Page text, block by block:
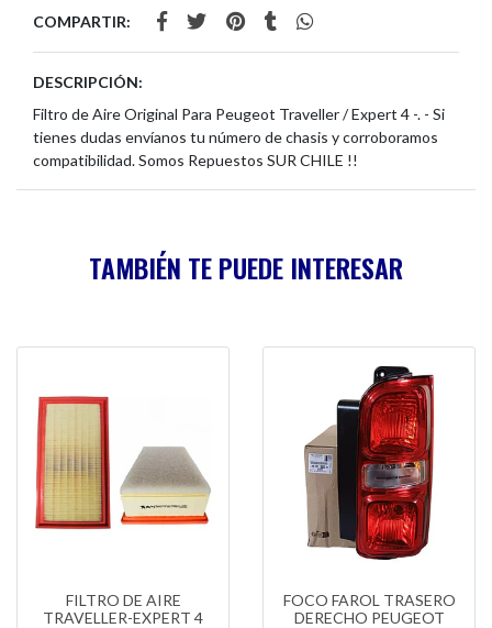
COMPARTIR:
DESCRIPCIÓN:
Filtro de Aire Original Para Peugeot Traveller / Expert 4 -. - Si
tienes dudas envíanos tu número de chasis y corroboramos
compatibilidad. Somos Repuestos SUR CHILE !!
TAMBIÉN TE PUEDE INTERESAR
FILTRO DE AIRE
TRAVELLER-EXPERT 4
FOCO FAROL TRASERO
DERECHO PEUGEOT